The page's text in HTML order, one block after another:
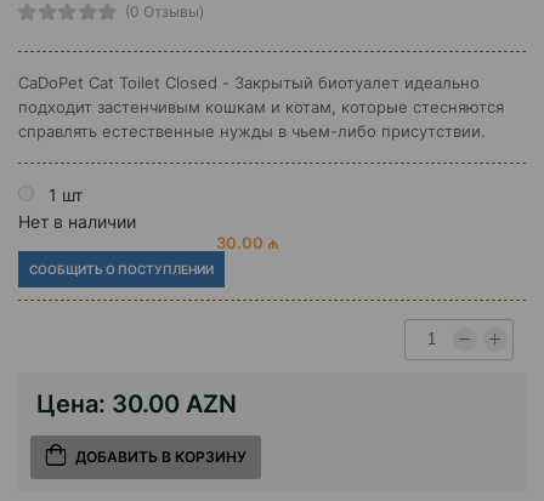
(0 Отзывы)
CaDoPet Cat Toilet Closed - Закрытый биотуалет идеально
подходит застенчивым кошкам и котам, которые стесняются
справлять естественные нужды в чьем-либо присутствии.
1 шт
Нет в наличии
30.00 ₼
СООБЩИТЬ О ПОСТУПЛЕНИИ
Цена: 30.00 AZN
ДОБАВИТЬ В КОРЗИНУ